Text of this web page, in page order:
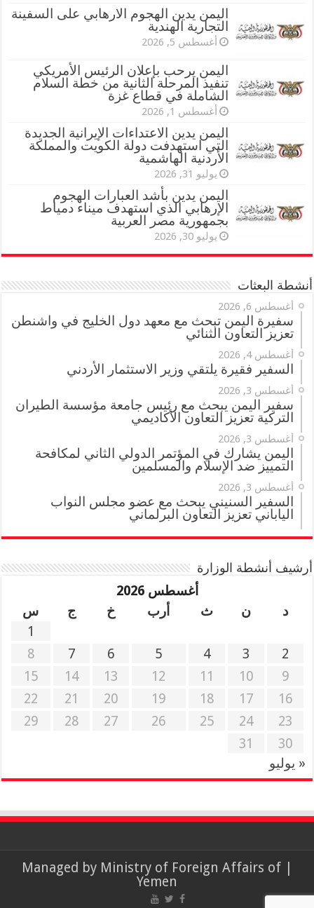
اليمن يدين الهجوم الارهابي على السفينة
التجارية الهندية
أغسطس 5, 2026
اليمن يرحب بإعلان الرئيس الأمريكي
تنفيذ المرحلة الثانية من خطة السلام
الشاملة في قطاع غزة
أغسطس 1, 2026
اليمن يدين الاعتداءات الإيرانية الجديدة
التي استهدفت دولة الكويت والمملكة
الأردنية الهاشمية
يوليو 31, 2026
اليمن يدين بأشد العبارات الهجوم
الإرهابي الذي استهدف ميناء دمياط
بجمهورية مصر العربية
يوليو 30, 2026
أنشطة البعثات
أغسطس 6, 2026
سفيرة اليمن تبحث مع معهد دول الخليج في واشنطن
تعزيز التعاون الثنائي
أغسطس 4, 2026
السفير فقيرة يلتقي وزير الاستثمار الأردني
أغسطس 3, 2026
سفير اليمن يبحث مع رئيس جامعة مؤسسة الطيران
التركية تعزيز التعاون الأكاديمي
أغسطس 3, 2026
اليمن يشارك في المؤتمر الدولي الثاني لمكافحة
التمييز ضد الإسلام والمسلمين
أغسطس 3, 2026
السفير السنيني يبحث مع عضو مجلس النواب
الياباني تعزيز التعاون البرلماني
أرشيف أنشطة الوزارة
أغسطس 2026
د
ن ث أرب خ ج
س
1
2
3
4
5
6
7
8
9
10
11
12
13
14
15
16
17
18
19
20
21
22
23
24
25
26
27
28
29
30
31
« يوليو
Ministry of Foreign Affairs of
Yemen